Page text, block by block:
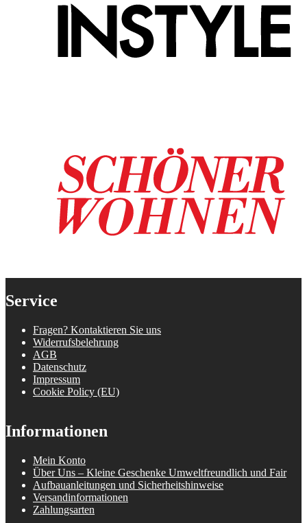
Service
Fragen? Kontaktieren Sie uns
Widerrufsbelehrung
AGB
Datenschutz
Impressum
Cookie Policy (EU)
Informationen
Mein Konto
Über Uns – Kleine Geschenke Umweltfreundlich und Fair
Aufbauanleitungen und Sicherheitshinweise
Versandinformationen
Zahlungsarten